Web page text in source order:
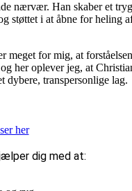
nærvær. Han skaber et
støttet i at åbne for heling
meget for mig, at
her oplever jeg, at
dybere, transpersonlige lag.
her
dig med at: